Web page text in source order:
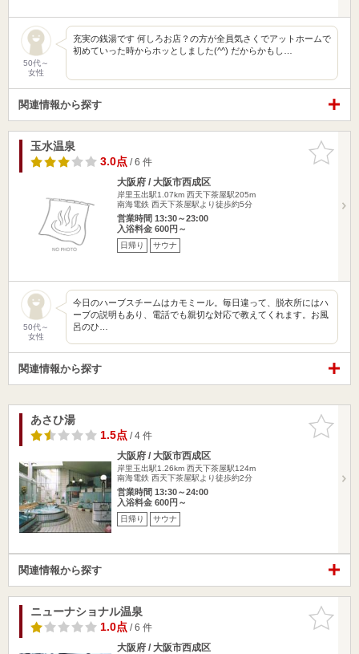
50代～
女性
充実の銭湯です 何しろお店？の方が全員気さくでアットホームで
初めていった時からホッとしました(^^) だからかもし…
関連情報から探す
お気に入
りに追加
玉水温泉
3.0点/ 6 件
大阪府 / 大阪市西成区
岸里玉出駅1.07km 西天下茶屋駅205m
南海電鉄 西天下茶屋駅より徒歩約5分
営業時間 13:30～23:00
入浴料金 600円～
日帰り サウナ
50代～
女性
今日のハーブスチームはカモミール。毎日違って、脱衣所にはハ
ーブの説明もあり、電話でも親切な対応で教えてくれます。お風
呂のひ…
関連情報から探す
お気に入
りに追加
あさひ湯
1.5点/ 4 件
大阪府 / 大阪市西成区
岸里玉出駅1.26km 西天下茶屋駅124m
南海電鉄 西天下茶屋駅より徒歩約2分
営業時間 13:30～24:00
入浴料金 600円～
日帰り サウナ
関連情報から探す
お気に入
りに追加
ニューナショナル温泉
1.0点/ 6 件
大阪府 / 大阪市西成区